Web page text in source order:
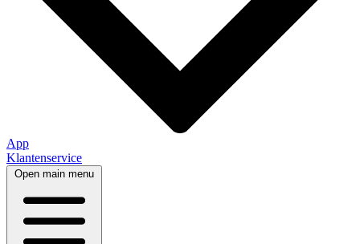
App
Klantenservice
Open main menu